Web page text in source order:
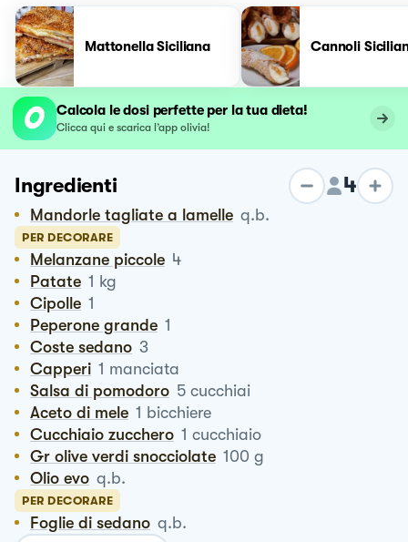
Mattonella Siciliana Cannoli
Calcola le dosi perfette per la tua dieta!
Clicca qui e scarica l’app olivia!
Ingredienti 4
Mandorle tagliate a lamelle q.b.
PER DECORARE
Melanzane piccole 4
Patate 1 kg
Cipolle 1
Peperone grande 1
Coste sedano 3
Capperi 1 manciata
Salsa di pomodoro 5 cucchiai
Aceto di mele 1 bicchiere
Cucchiaio zucchero 1 cucchiaio
Gr olive verdi snocciolate 100 g
Olio evo q.b.
PER DECORARE
Foglie di sedano q.b.